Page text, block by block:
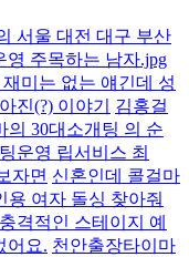
서울 대전 대구 부산
영 주목하는 남자.jpg
재미는 없는 얘긴데 성
진(?) 이야기
김홍걸
의 30대소개팅 의 순
운영 립서비스 최
자면 신혼인데 콜걸마
용 여자 돌싱 찾아줘
격적인 스테이지 예
어요. 천안출장타이마